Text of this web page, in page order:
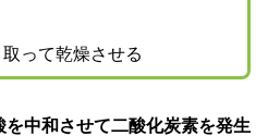
って乾燥させる
中和させて二酸化炭素を発生